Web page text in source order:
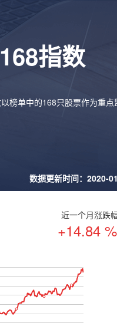
指数
榜单中的168只股票作为重点
数据更新时间：2020-
近一个月涨跌
+14.84 %